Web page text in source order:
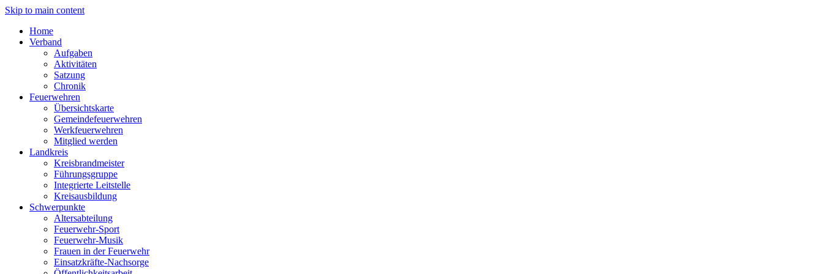
Skip to main content
Home
Verband
Aufgaben
Aktivitäten
Satzung
Chronik
Feuerwehren
Übersichtskarte
Gemeindefeuerwehren
Werkfeuerwehren
Mitglied werden
Landkreis
Kreisbrandmeister
Führungsgruppe
Integrierte Leitstelle
Kreisausbildung
Schwerpunkte
Altersabteilung
Feuerwehr-Sport
Feuerwehr-Musik
Frauen in der Feuerwehr
Einsatzkräfte-Nachsorge